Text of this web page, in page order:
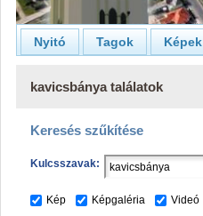
Nyitó Tagok Képek
kavicsbánya találatok
Keresés szűkítése
Kulcsszavak:
Kép Képgaléria Videó